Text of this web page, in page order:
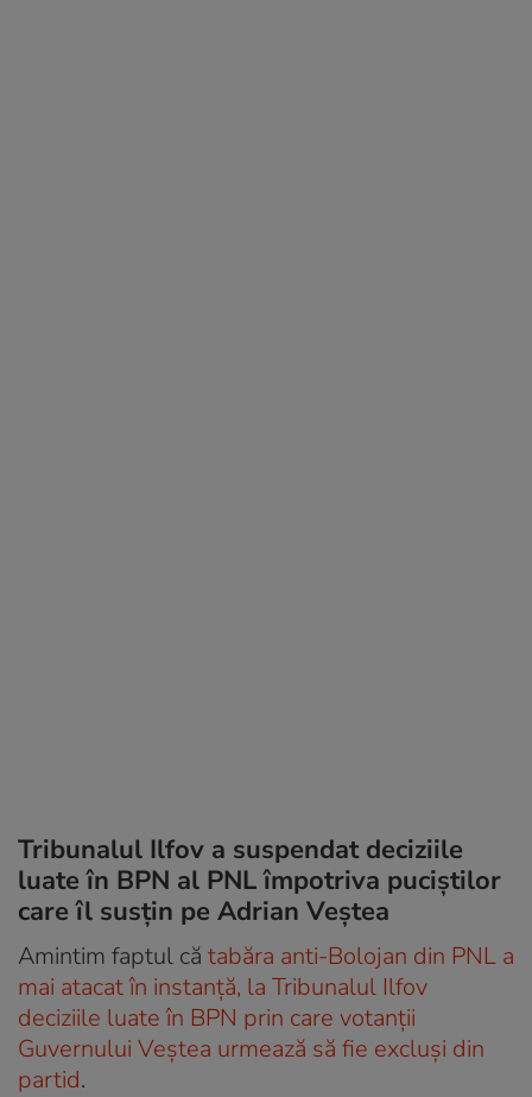
Tribunalul Ilfov a suspendat deciziile
luate în BPN al PNL împotriva puciștilor
care îl susțin pe Adrian Veștea
Amintim faptul că tabăra anti-Bolojan din PNL a
mai atacat în instanță, la Tribunalul Ilfov
deciziile luate în BPN prin care votanții
Guvernului Veștea urmează să fie excluși din
partid.